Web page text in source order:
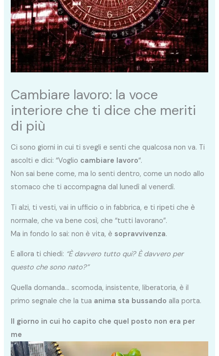
Cambiare lavoro: la voce
interiore che ti dice che meriti
di più
Ci sono giorni in cui ti svegli e senti che qualcosa non va. Ti
ascolti e dici: “Voglio cambiare lavoro“.
Non sai bene come, ma lo senti dentro, come un nodo allo
stomaco che ti accompagna dal lunedì al venerdì.
Ti alzi, ti vesti, vai in ufficio o in fabbrica, e ti ripeti che è
normale, che va bene così, che “tutti lavorano”.
Ma in fondo lo sai: non è vita, è sopravvivenza.
E allora ti chiedi: “È davvero tutto qui? È davvero per
questo che sono nato?”
Quella domanda… scomoda, insistente, liberatoria, è il
primo segnale che la tua anima sta bussando alla porta.
Il giorno in cui ho capito che quel posto non era per
me